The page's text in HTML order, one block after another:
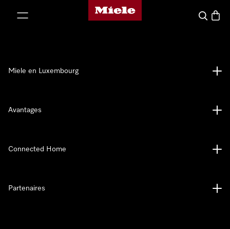
Page d'accueil de Miele
Panier
Miele en Luxembourg
Avantages
Connected Home
Partenaires